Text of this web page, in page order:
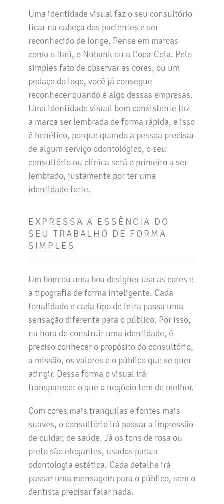
Uma identidade visual faz o seu consultório
ficar na cabeça dos pacientes e ser
reconhecido de longe. Pense em marcas
como o Itaú, o Nubank ou a Coca-Cola. Pelo
simples fato de observar as cores, ou um
pedaço do logo, você já consegue
reconhecer quando é algo dessas empresas.
Uma identidade visual bem consistente faz
a marca ser lembrada de forma rápida, e isso
é benéfico, porque quando a pessoa precisar
de algum serviço odontológico, o seu
consultório ou clínica será o primeiro a ser
lembrado, justamente por ter uma
identidade forte.
EXPRESSA A ESSÊNCIA DO
SEU TRABALHO DE FORMA
SIMPLES
Um bom ou uma boa designer usa as cores e
a tipografia de forma inteligente. Cada
tonalidade e cada tipo de letra passa uma
sensação diferente para o público. Por isso,
na hora de construir uma identidade, é
preciso conhecer o propósito do consultório,
a missão, os valores e o público que se quer
atingir. Dessa forma o visual irá
transparecer o que o negócio tem de melhor.
Com cores mais tranquilas e fontes mais
suaves, o consultório irá passar a impressão
de cuidar, de saúde. Já os tons de rosa ou
preto são elegantes, usados para a
odontologia estética. Cada detalhe irá
passar uma mensagem para o público, sem o
dentista precisar falar nada.